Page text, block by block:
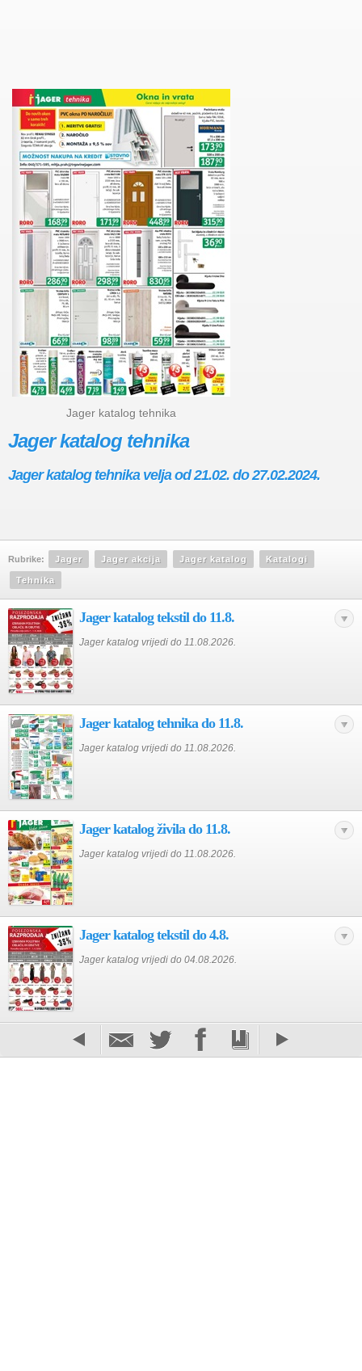
Jager katalog tehnika
Jager katalog tehnika
Jager katalog tehnika velja od 21.02. do 27.02.2024.
Rubrike: Jager Jager akcija Jager katalog Katalogi
Tehnika
Jager katalog tekstil do 11.8.
Jager katalog vrijedi do 11.08.2026.
Jager katalog tehnika do 11.8.
Jager katalog vrijedi do 11.08.2026.
Jager katalog živila do 11.8.
Jager katalog vrijedi do 11.08.2026.
Jager katalog tekstil do 4.8.
Jager katalog vrijedi do 04.08.2026.